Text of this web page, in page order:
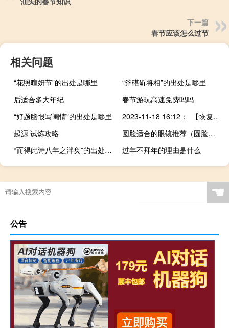
下一篇
春节应该怎么过节
相关问题
“花照暄妍节”的出处是哪里
“斧碪斫将相”的出处是哪里
后适合多大年纪
春节游玩高速免费吗吗
“好题幽恨写闺情”的出处是哪里
2023-11-18 16:12： 【恢复】G2211长延高速霍永东段，霍州至永和方向，霍州西收费站与汾西收费站之间，K175+600处，小轿车追尾大货车事故处理完毕。 ​​​
起源 试炼攻略
圆脸适合的眼镜推荐（圆脸适合的眼镜）
“而得此诗八年之泮奂”的出处是哪里
过年不拜年的理由是什么
☚
公告